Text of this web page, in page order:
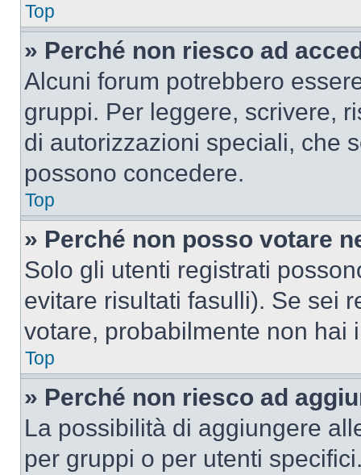
Top
» Perché non riesco ad
Alcuni forum potrebbero
gruppi. Per leggere, scrivere,
di autorizzazioni speciali, che
possono concedere.
Top
» Perché non posso votare
Solo gli utenti registrati
evitare risultati fasulli). Se sei
votare, probabilmente non hai
Top
» Perché non riesco ad
La possibilità di aggiungere
per gruppi o per utenti